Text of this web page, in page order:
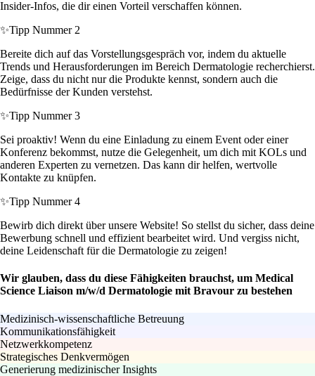
Insider-Infos, die dir einen Vorteil verschaffen können.
✨Tipp Nummer 2
Bereite dich auf das Vorstellungsgespräch vor, indem du aktuelle
Trends und Herausforderungen im Bereich Dermatologie recherchierst.
Zeige, dass du nicht nur die Produkte kennst, sondern auch die
Bedürfnisse der Kunden verstehst.
✨Tipp Nummer 3
Sei proaktiv! Wenn du eine Einladung zu einem Event oder einer
Konferenz bekommst, nutze die Gelegenheit, um dich mit KOLs und
anderen Experten zu vernetzen. Das kann dir helfen, wertvolle
Kontakte zu knüpfen.
✨Tipp Nummer 4
Bewirb dich direkt über unsere Website! So stellst du sicher, dass deine
Bewerbung schnell und effizient bearbeitet wird. Und vergiss nicht,
deine Leidenschaft für die Dermatologie zu zeigen!
Wir glauben, dass du diese Fähigkeiten brauchst, um Medical
Science Liaison m/w/d Dermatologie mit Bravour zu bestehen
Medizinisch-wissenschaftliche Betreuung
Kommunikationsfähigkeit
Netzwerkkompetenz
Strategisches Denkvermögen
Generierung medizinischer Insights